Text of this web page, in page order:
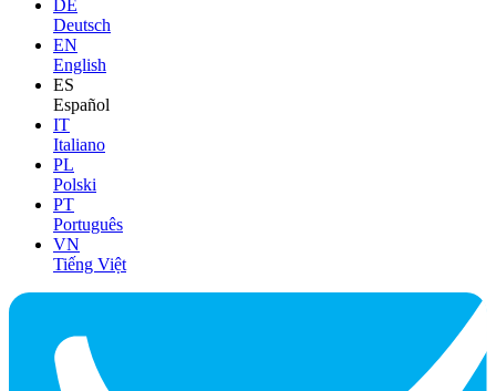
DE
Deutsch
EN
English
ES
Español
IT
Italiano
PL
Polski
PT
Português
VN
Tiếng Việt